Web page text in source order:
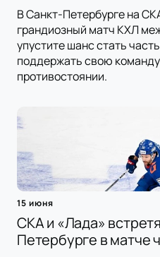
В Санкт-Петербурге на
грандиозный матч КХЛ
упустите шанс стать
поддержать свою
противостоянии.
15 июня
СКА и «Лада»
Петербурге в матче